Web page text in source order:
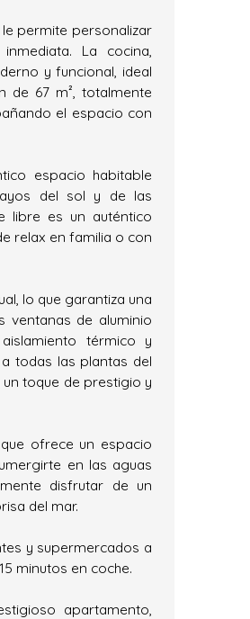
permite personalizar
La cocina,
y funcional, ideal
de 67 m², totalmente
el espacio con
espacio habitable
del sol y de las
libre es un auténtico
relax en familia o con
lo que garantiza una
ventanas de aluminio
térmico y
todas las plantas del
toque de prestigio y
ofrece un espacio
en las aguas
disfrutar de un
del mar.
y supermercados a
minutos en coche.
apartamento,